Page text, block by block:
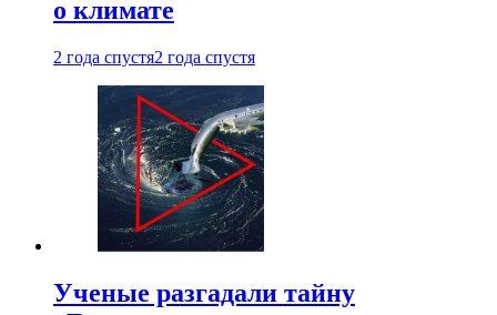
о климате
2 года спустя2 года спустя
Ученые разгадали тайну